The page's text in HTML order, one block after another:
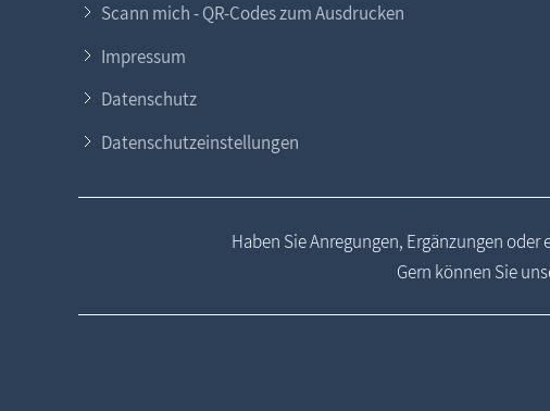
Scann mich - QR-Codes zum Ausdrucken
Impressum
Datenschutz
Datenschutzeinstellungen
Haben Sie Anregungen, Ergänzungen
Gern können Sie